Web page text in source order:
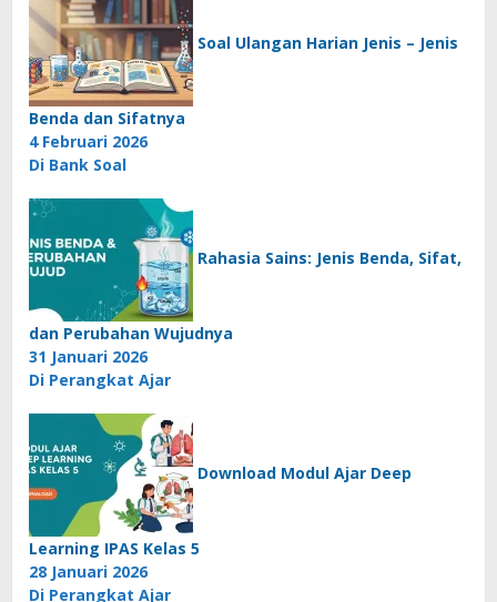
Soal Ulangan Harian Jenis – Jenis
Benda dan Sifatnya
4 Februari 2026
Di Bank Soal
Rahasia Sains: Jenis Benda, Sifat,
dan Perubahan Wujudnya
31 Januari 2026
Di Perangkat Ajar
Download Modul Ajar Deep
Learning IPAS Kelas 5
28 Januari 2026
Di Perangkat Ajar